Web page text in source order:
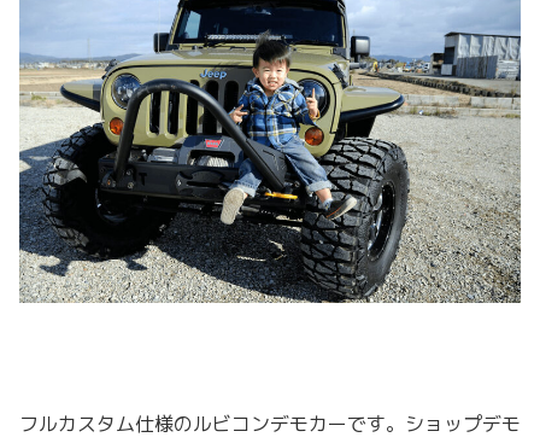
フルカスタム仕様のルビコンデモカーです。ショップデモ